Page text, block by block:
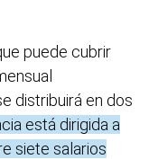
puede cubrir
distribuirá en dos
está dirigida a
siete salarios